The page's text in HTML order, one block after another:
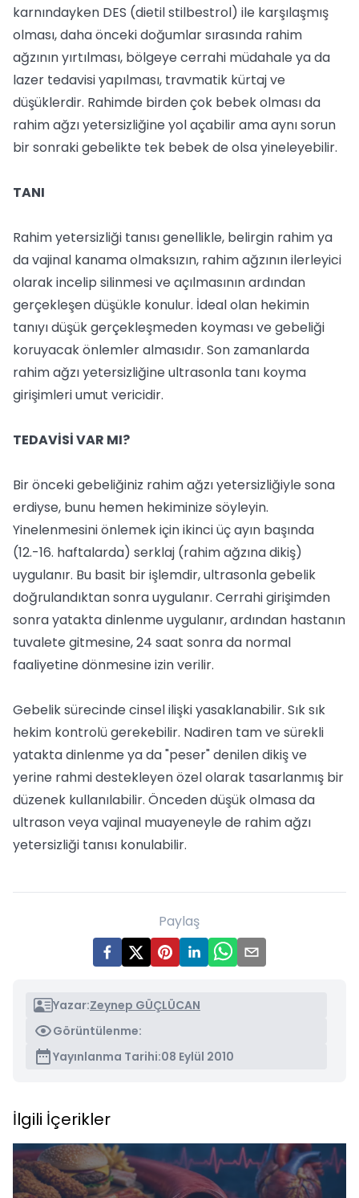
karnındayken DES (dietil stilbestrol) ile karşılaşmış
olması, daha önceki doğumlar sırasında rahim
ağzının yırtılması, bölgeye cerrahi müdahale ya da
lazer tedavisi yapılması, travmatik kürtaj ve
düşüklerdir. Rahimde birden çok bebek olması da
rahim ağzı yetersizliğine yol açabilir ama aynı sorun
bir sonraki gebelikte tek bebek de olsa yineleyebilir.
TANI
Rahim yetersizliği tanısı genellikle, belirgin rahim ya
da vajinal kanama olmaksızın, rahim ağzının ilerleyici
olarak incelip silinmesi ve açılmasının ardından
gerçekleşen düşükle konulur. İdeal olan hekimin
tanıyı düşük gerçekleşmeden koyması ve gebeliği
koruyacak önlemler almasıdır. Son zamanlarda
rahim ağzı yetersizliğine ultrasonla tanı koyma
girişimleri umut vericidir.
TEDAVİSİ VAR MI?
Bir önceki gebeliğiniz rahim ağzı yetersizliğiyle sona
erdiyse, bunu hemen hekiminize söyleyin.
Yinelenmesini önlemek için ikinci üç ayın başında
(12.-16. haftalarda) serklaj (rahim ağzına dikiş)
uygulanır. Bu basit bir işlemdir, ultrasonla gebelik
doğrulandıktan sonra uygulanır. Cerrahi girişimden
sonra yatakta dinlenme uygulanır, ardından hastanın
tuvalete gitmesine, 24 saat sonra da normal
faaliyetine dönmesine izin verilir.
Gebelik sürecinde cinsel ilişki yasaklanabilir. Sık sık
hekim kontrolü gerekebilir. Nadiren tam ve sürekli
yatakta dinlenme ya da "peser" denilen dikiş ve
yerine rahmi destekleyen özel olarak tasarlanmış bir
düzenek kullanılabilir. Önceden düşük olmasa da
ultrason veya vajinal muayeneyle de rahim ağzı
yetersizliği tanısı konulabilir.
Paylaş
Yazar:Zeynep GÜÇLÜCAN
Görüntülenme:
Yayınlanma Tarihi:08 Eylül 2010
İlgili İçerikler